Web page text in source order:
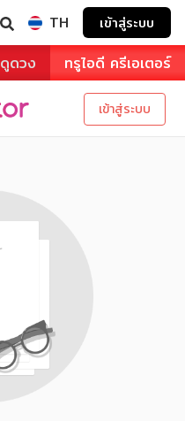
TH เข้าสู่ระบบ
ดูดวง ทรูไอดี ครีเอเตอร์
เข้าสู่ระบบ